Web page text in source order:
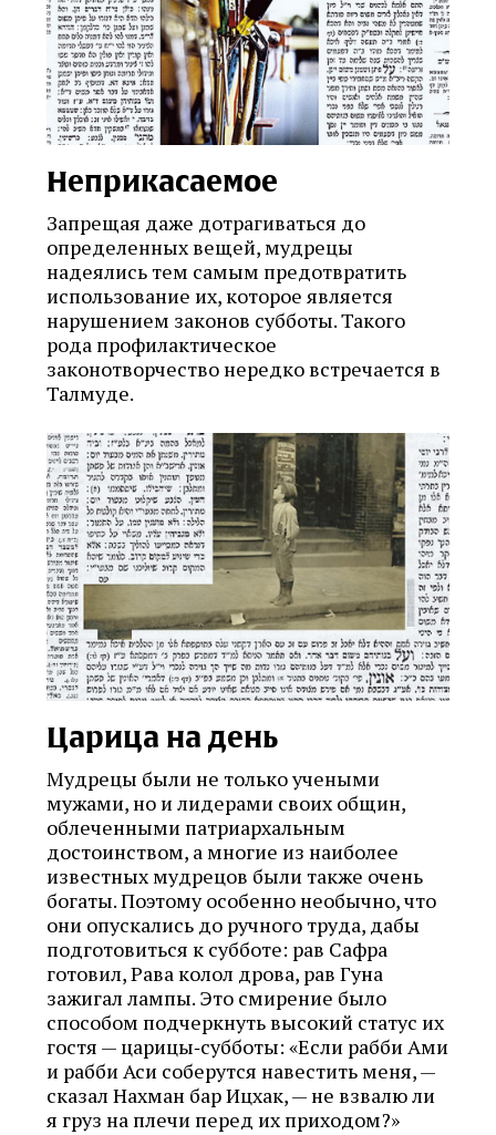
Неприкасаемое
Запрещая даже дотрагиваться до
определенных вещей, мудрецы
надеялись тем самым предотвратить
использование их, которое является
нарушением законов субботы. Такого
рода профилактическое
законотворчество нередко встречается в
Талмуде.
Царица на день
Мудрецы были не только учеными
мужами, но и лидерами своих общин,
облеченными патриархальным
достоинством, а многие из наиболее
известных мудрецов были также очень
богаты. Поэтому особенно необычно, что
они опускались до ручного труда, дабы
подготовиться к субботе: рав Сафра
готовил, Рава колол дрова, рав Гуна
зажигал лампы. Это смирение было
способом подчеркнуть высокий статус их
гостя — царицы‑субботы: «Если рабби Ами
и рабби Аси соберутся навестить меня, —
сказал Нахман бар Ицхак, — не взвалю ли
я груз на плечи перед их приходом?»